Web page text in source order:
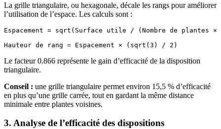
La grille triangulaire, ou hexagonale, décale les rangs pour améliorer
l’utilisation de l’espace. Les calculs sont :
Espacement = sqrt(Surface utile / (Nombre de plantes ×
Le facteur 0.866 représente le gain d’efficacité de la disposition
triangulaire.
Conseil : une grille triangulaire permet environ 15,5 % d’efficacité
en plus qu’une grille carrée, tout en gardant la même distance
minimale entre plantes voisines.
3. Analyse de l’efficacité des dispositions